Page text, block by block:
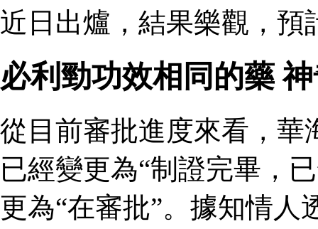
近日出爐，結果樂觀，預
必利勁功效相同的藥
從目前審批進度來看，華
已經變更為“制證完畢，
更為“在審批”。據知情